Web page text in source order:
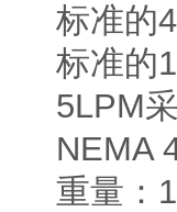
标准的
标准的
5LPM
NEMA
重量：